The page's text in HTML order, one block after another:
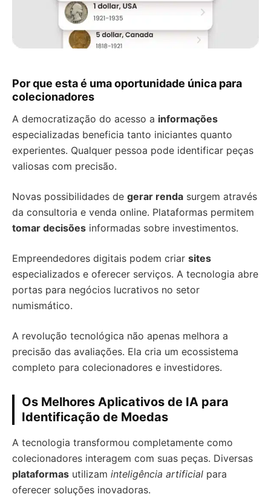
Por que esta é uma oportunidade única para
colecionadores
A democratização do acesso a informações
especializadas beneficia tanto iniciantes quanto
experientes. Qualquer pessoa pode identificar peças
valiosas com precisão.
Novas possibilidades de gerar renda surgem através
da consultoria e venda online. Plataformas permitem
tomar decisões informadas sobre investimentos.
Empreendedores digitais podem criar sites
especializados e oferecer serviços. A tecnologia abre
portas para negócios lucrativos no setor
numismático.
A revolução tecnológica não apenas melhora a
precisão das avaliações. Ela cria um ecossistema
completo para colecionadores e investidores.
Os Melhores Aplicativos de IA para
Identificação de Moedas
A tecnologia transformou completamente como
colecionadores interagem com suas peças. Diversas
plataformas utilizam inteligência artificial para
oferecer soluções inovadoras.